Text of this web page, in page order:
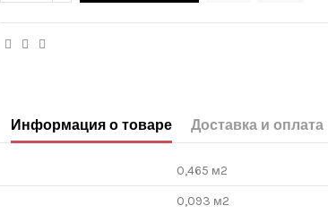
Информация о товаре Доставка и оплата
0,465 м2
0,093 м2